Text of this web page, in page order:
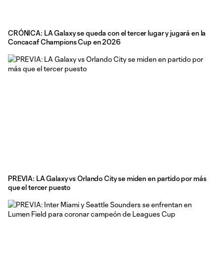
CRÓNICA: LA Galaxy se queda con el tercer lugar y jugará en la
Concacaf Champions Cup en 2026
PREVIA: LA Galaxy vs Orlando City se miden en partido por más
que el tercer puesto